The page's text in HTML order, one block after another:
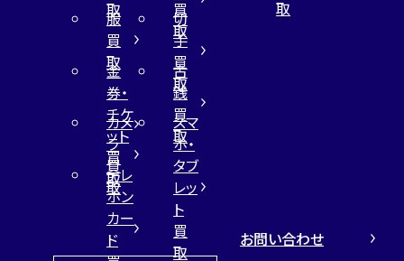
取
買
取
服
買
取
切
手
買
取
金
券・
チケ
ット
買
取
古
銭
買
取
カメ
ラ
買
取
スマ
ホ・
タブ
レッ
ト
買
取
テレ
ホン
カー
ド
取
お問い合わせ